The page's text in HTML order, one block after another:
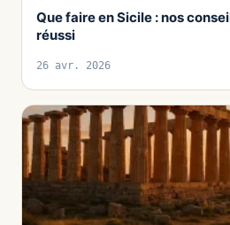
Que faire en Sicile : nos
réussi
26 avr. 2026